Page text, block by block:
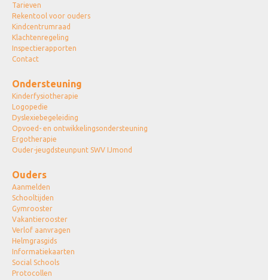
Tarieven
Rekentool voor ouders
Kindcentrumraad
Klachtenregeling
Inspectierapporten
Contact
Ondersteuning
Kinderfysiotherapie
Logopedie
Dyslexiebegeleiding
Opvoed- en ontwikkelingsondersteuning
Ergotherapie
Ouder-jeugdsteunpunt SWV IJmond
Ouders
Aanmelden
Schooltijden
Gymrooster
Vakantierooster
Verlof aanvragen
Helmgrasgids
Informatiekaarten
Social Schools
Protocollen